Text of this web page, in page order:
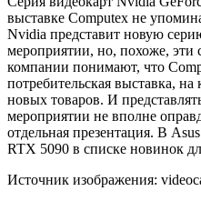
выставке Computex не
Nvidia представит новую
мероприятии, но, похоже, эти
компании понимают, что
потребительская выставка,
новых товаров. И
мероприятии не вполне
отдельная презентация. В
RTX 5090 в списке новинок
Источник изображения: